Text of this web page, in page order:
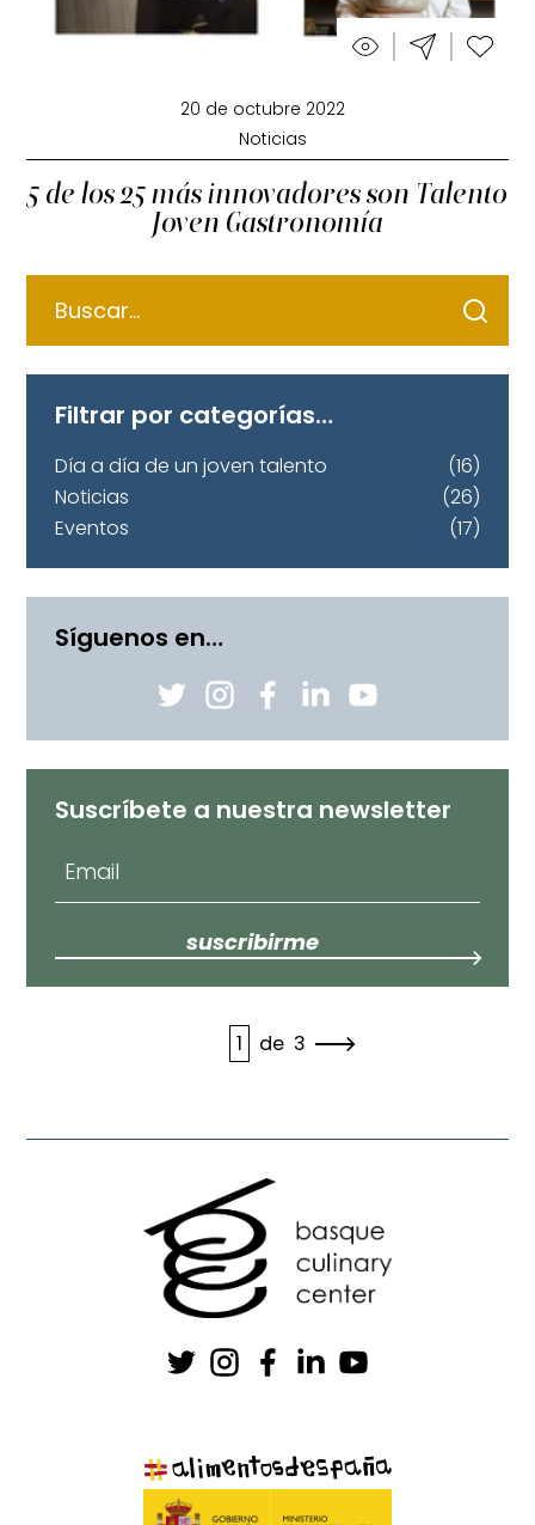
20 de octubre 2022
Noticias
5 de los 25 más innovadores son Talento
Joven Gastronomía
Filtrar por categorías…
Día a día de un joven talento
(16)
Noticias
(26)
Eventos
(17)
Síguenos en…
Suscríbete a nuestra newsletter
suscribirme
1 de 3